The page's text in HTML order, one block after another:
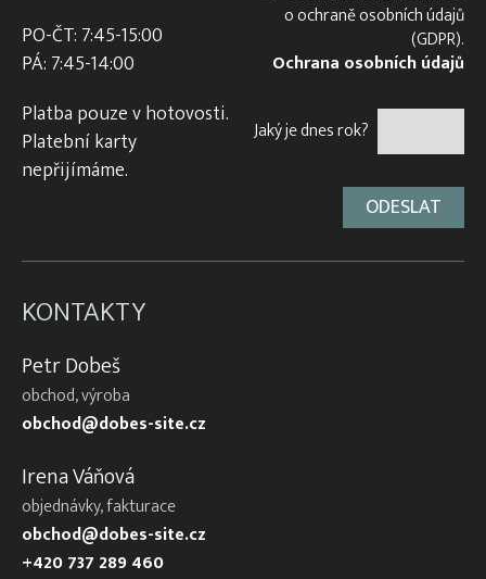
PO-ČT: 7:45-15:00
PÁ: 7:45-14:00
Platba pouze v hotovosti.
Platební karty
nepřijímáme.
o ochraně osobních údajů
(GDPR).
Ochrana osobních údajů
Jaký je dnes rok?
KONTAKTY
Petr Dobeš
obchod, výroba
obchod@dobes-site.cz
Irena Váňová
objednávky, fakturace
obchod@dobes-site.cz
+420 737 289 460